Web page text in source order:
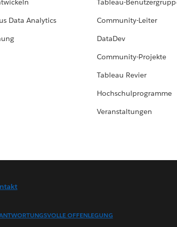
Data Analytics
Tableau-
Community-Leiter
DataDev
Community-Projekte
Tableau Revier
Hochschulprogramme
Veranstaltungen
OFFENLEGUNG